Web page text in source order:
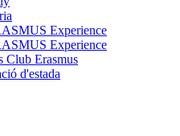
Experience
Experience
Club Erasmus
d'estada